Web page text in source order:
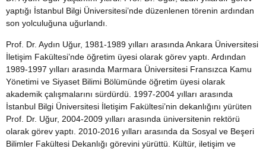
yaptığı İstanbul Bilgi Üniversitesi’nde düzenlenen törenin ardından
son yolculuğuna uğurlandı.
Prof. Dr. Aydın Uğur, 1981-1989 yılları arasında Ankara Üniversitesi
İletişim Fakültesi’nde öğretim üyesi olarak görev yaptı. Ardından
1989-1997 yılları arasında Marmara Üniversitesi Fransızca Kamu
Yönetimi ve Siyaset Bilimi Bölümünde öğretim üyesi olarak
akademik çalışmalarını sürdürdü. 1997-2004 yılları arasında
İstanbul Bilgi Üniversitesi İletişim Fakültesi’nin dekanlığını yürüten
Prof. Dr. Uğur, 2004-2009 yılları arasında üniversitenin rektörü
olarak görev yaptı. 2010-2016 yılları arasında da Sosyal ve Beşeri
Bilimler Fakültesi Dekanlığı görevini yürüttü. Kültür, iletişim ve